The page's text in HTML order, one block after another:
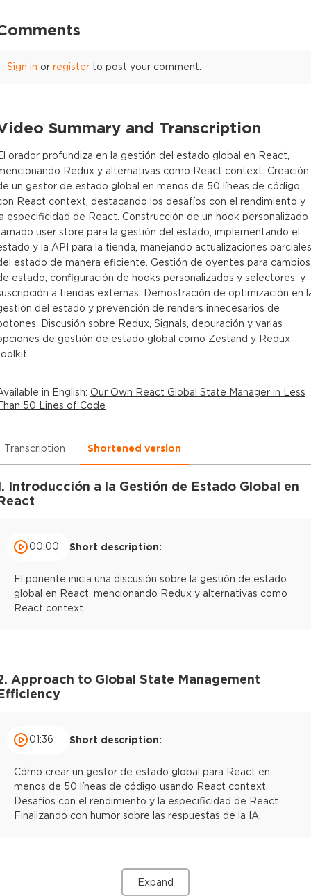
Sign in or register to post your comment.
Summary and Transcription
orador profundiza en la gestión del estado global en React,
Redux y alternativas como React context. Creación
un gestor de estado global en menos de 50 líneas de código
React context, destacando los desafíos con el rendimiento y
especificidad de React. Construcción de un hook personalizado
user store para la gestión del estado, implementando el
y la API para la tienda, manejando actualizaciones parciales
estado de manera eficiente. Gestión de oyentes para cambios
estado, configuración de hooks personalizados y selectores, y
a tiendas externas. Demostración de optimización en
del estado y prevención de renders innecesarios de
Discusión sobre Redux, Signals, depuración y varias
de gestión de estado global como Zestand y Redux
in English: Our Own React Global State Manager in Less
50 Lines of Code
Transcription Shortened version
Introducción a la Gestión de Estado Global en
00:00 Short description:
El ponente inicia una discusión sobre la gestión de estado
global en React, mencionando Redux y alternativas como
React context.
Approach to Global State Management
01:36 Short description:
Cómo crear un gestor de estado global para React en
menos de 50 líneas de código usando React context.
Desafíos con el rendimiento y la especificidad de React.
Finalizando con humor sobre las respuestas de la IA.
Expand